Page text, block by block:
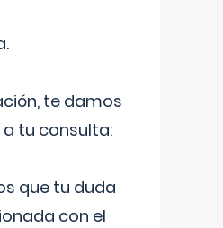
te damos
tu consulta:
que tu duda
con el